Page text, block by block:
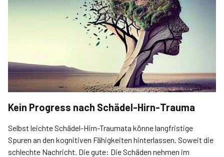
Kein Progress nach Schädel-Hirn-Trauma
Selbst leichte Schädel-Hirn-Traumata könne langfristige
Spuren an den kognitiven Fähigkeiten hinterlassen. Soweit die
schlechte Nachricht. Die gute: Die Schäden nehmen im